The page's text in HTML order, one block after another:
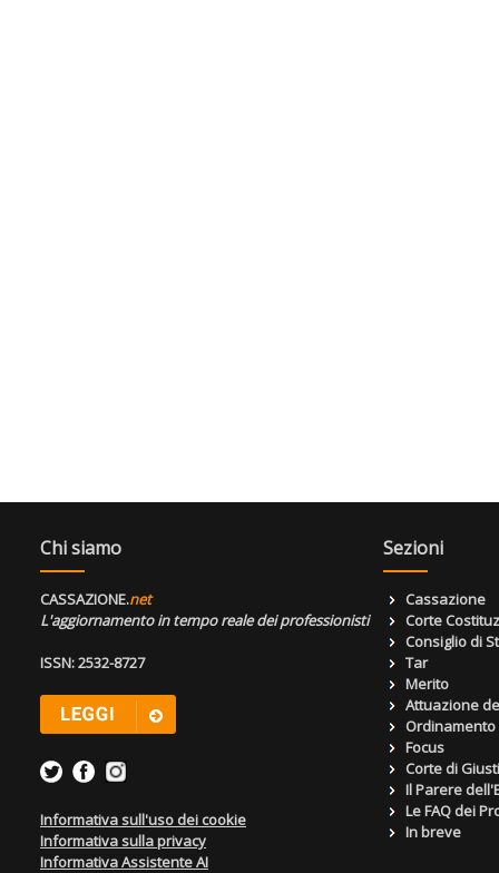
Chi siamo
CASSAZIONE.net
L'aggiornamento in tempo reale dei professionisti
ISSN: 2532-8727
Informativa sull'uso dei cookie
Informativa sulla privacy
Informativa Assistente AI
Sezioni
Cassazione
Corte
Consiglio di
Tar
Merito
Attuazione
Focus
Corte di
Il Parere
Le FAQ dei
In breve